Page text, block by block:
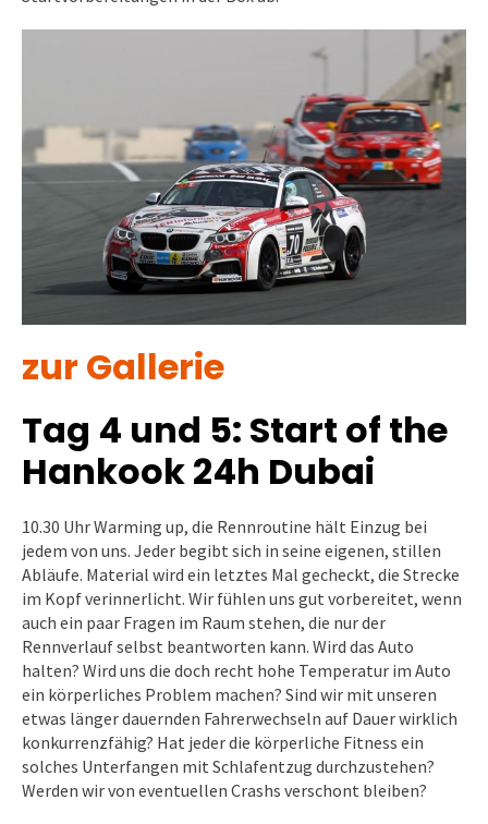
zur Gallerie
Tag 4 und 5: Start of the
Hankook 24h Dubai
10.30 Uhr Warming up, die Rennroutine hält Einzug bei
jedem von uns. Jeder begibt sich in seine eigenen, stillen
Abläufe. Material wird ein letztes Mal gecheckt, die Strecke
im Kopf verinnerlicht. Wir fühlen uns gut vorbereitet, wenn
auch ein paar Fragen im Raum stehen, die nur der
Rennverlauf selbst beantworten kann. Wird das Auto
halten? Wird uns die doch recht hohe Temperatur im Auto
ein körperliches Problem machen? Sind wir mit unseren
etwas länger dauernden Fahrerwechseln auf Dauer wirklich
konkurrenzfähig? Hat jeder die körperliche Fitness ein
solches Unterfangen mit Schlafentzug durchzustehen?
Werden wir von eventuellen Crashs verschont bleiben?